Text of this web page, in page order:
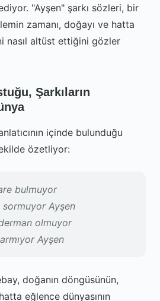
"Ayşen" şarkı sözleri, bir
zamanı, doğayı ve hatta
nasıl altüst ettiğini gözler
Şarkıların
içinde bulunduğu
özetliyor:
bulmuyor
Ayşen
olmuyor
Ayşen
doğanın döngüsünün,
eğlence dünyasının